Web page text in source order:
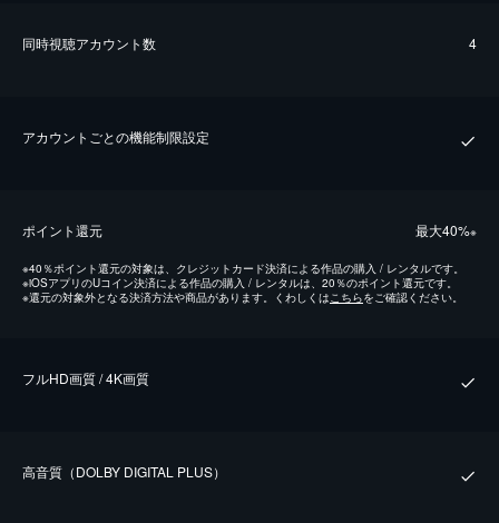
同時視聴アカウント数 4
アカウントごとの機能制限設定
ポイント還元 最⼤40%※
※40％ポイント還元の対象は、クレジットカード決済による作品の購入 / レンタルです。
※iOSアプリのUコイン決済による作品の購入 / レンタルは、20％のポイント還元です。
※還元の対象外となる決済方法や商品があります。くわしくはこちらをご確認ください。
フルHD画質 / 4K画質
⾼⾳質（DOLBY DIGITAL PLUS）